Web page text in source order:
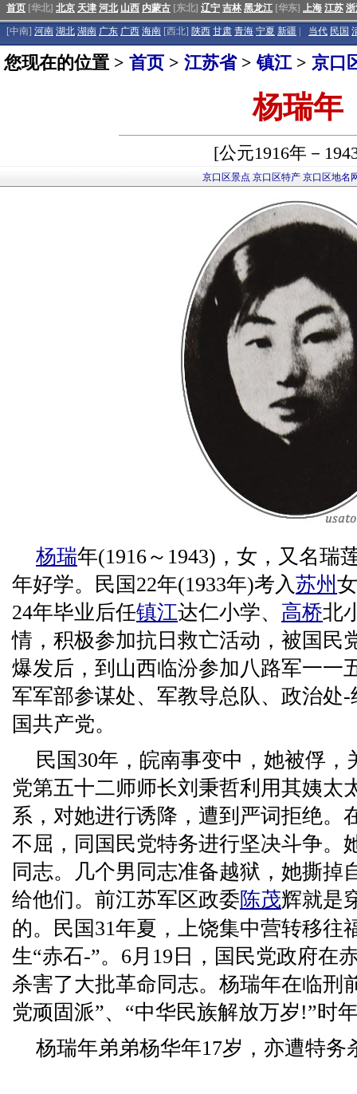
首页 [华北] 北京 天津 河北 山西 内蒙古 [东北] 辽宁 吉林 黑龙江 [华东] 上海 江苏
[中南] 河南 湖北 湖南 广东 广西 海南 [西北] 陕西 甘肃 青海 宁夏 新疆 当代 民国
您现在的位置 > 首页 > 江苏省>镇江> 京口
杨瑞年
[公元1916年－
京口区景点 京口区特产 京口区地名
杨瑞年(1916～1943)，女，又名瑞
年好学。民国22年(1933年)考入苏州
24年毕业后任镇江达仁小学、 高桥北
情，积极参加抗日救亡活动，被国民
爆发后，到山西临汾参加八路军一一
军军部参谋处、军教导总队、政治处
国共产党。
民国30年，皖南事变中，她被俘
党第五十二师师长刘秉哲利用其姨太
系，对她进行诱降，遭到严词拒绝。
不屈，同国民党特务进行坚决斗争。
同志。几个男同志准备越狱，她撕掉
给他们。前江苏军区政委陈茂辉就是
的。民国31年夏，上饶集中营转移往
生“赤石-”。6月19日，国民党政府在
杀害了大批革命同志。杨瑞年在临刑
党顽固派”、“中华民族解放万岁!”时
杨瑞年弟弟杨华年17岁，亦遭特务